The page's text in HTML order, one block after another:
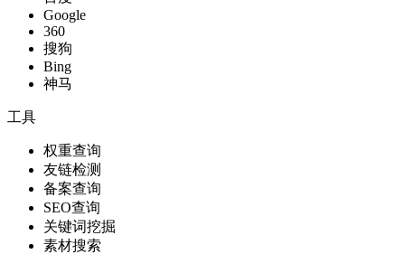
Google
360
搜狗
Bing
神马
工具
权重查询
友链检测
备案查询
SEO查询
关键词挖掘
素材搜索